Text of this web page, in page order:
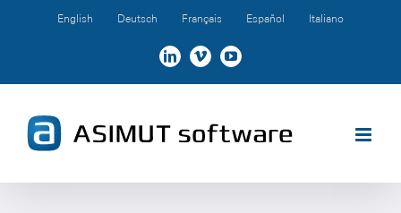
English Deutsch Français Español Italiano
LinkedInVimeoYouTube